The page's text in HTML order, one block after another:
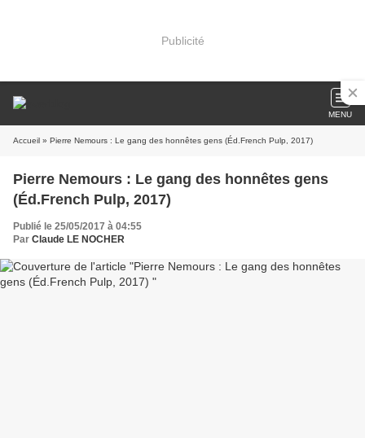
Publicité
MENU
Accueil » Pierre Nemours : Le gang des honnêtes gens (Éd.French Pulp, 2017)
Pierre Nemours : Le gang des honnêtes gens
(Éd.French Pulp, 2017)
Publié le 25/05/2017 à 04:55
Par Claude LE NOCHER